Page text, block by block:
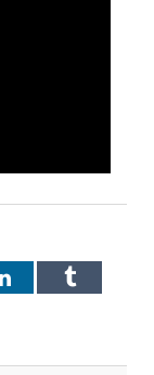
LinkedInTumblr